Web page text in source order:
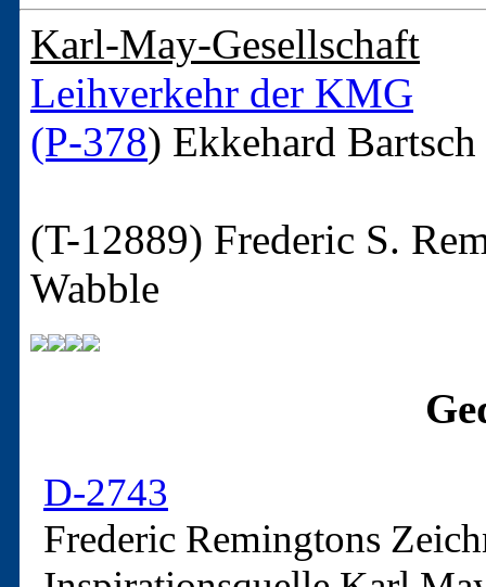
Karl-May-Gesellschaft
Leihverkehr der KMG
(P-378) Ekkehard Bartsch
(T-12889) Frederic S.
Wabble
D-2743
Frederic Remingtons